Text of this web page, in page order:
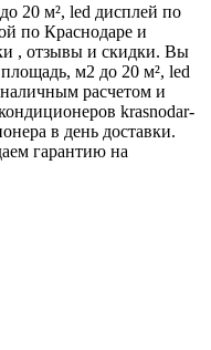
20 м², led дисплей по
по Краснодаре и
, отзывы и скидки. Вы
м2 до 20 м², led
расчетом и
krasnodar-
в день доставки.
гарантию на